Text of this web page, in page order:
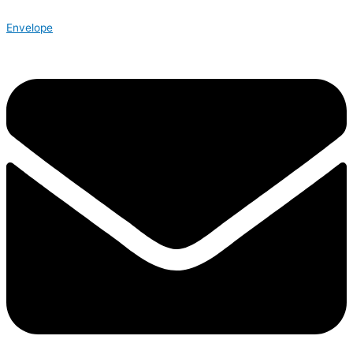
Envelope